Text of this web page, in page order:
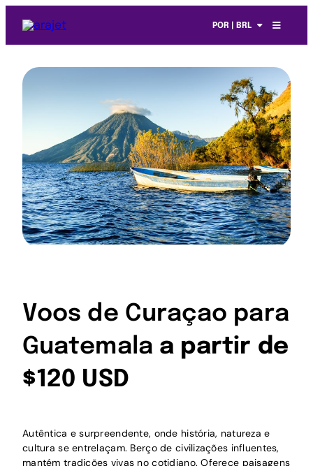
POR | BRL
Voos de Curaçao para
Guatemala a partir de
$120 USD
Autêntica e surpreendente, onde história, natureza e
cultura se entrelaçam. Berço de civilizações influentes,
mantém tradições vivas no cotidiano. Oferece paisagens